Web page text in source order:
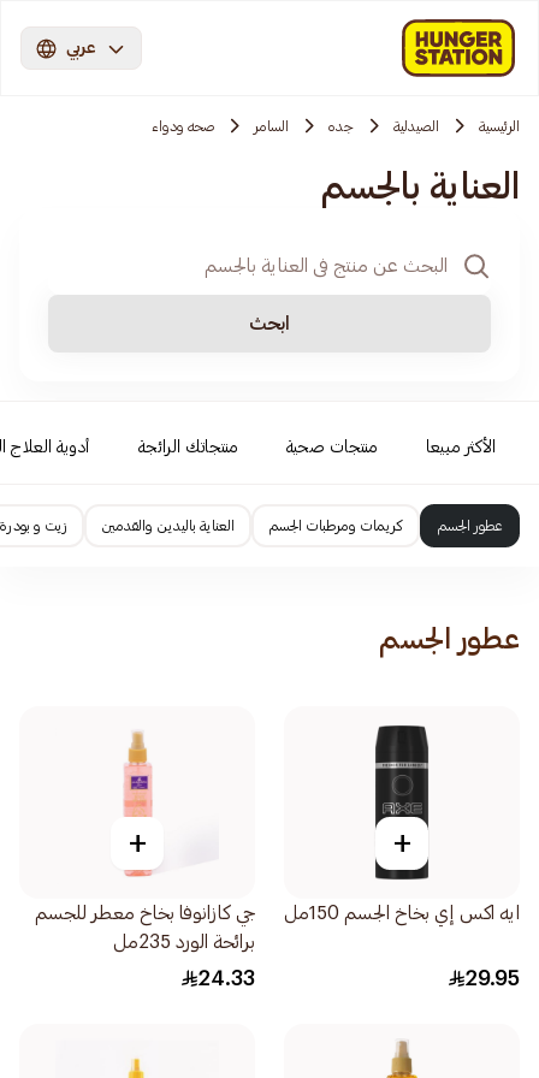
عربي
الرئيسية الصيدلية جده السامر صحه ودواء
العناية بالجسم
ابحث
الأكثر مبيعا منتجات صحية منتجاتك الرائجة أدوية العلاج
عطور الجسم كريمات ومرطبات الجسم العناية باليدين والقدمين زيت و
عطور الجسم
+
ايه اكس إي بخاخ الجسم 150مل
29.95
+
جي كازانوفا بخاخ معطر للجسم
برائحة الورد 235مل
24.33